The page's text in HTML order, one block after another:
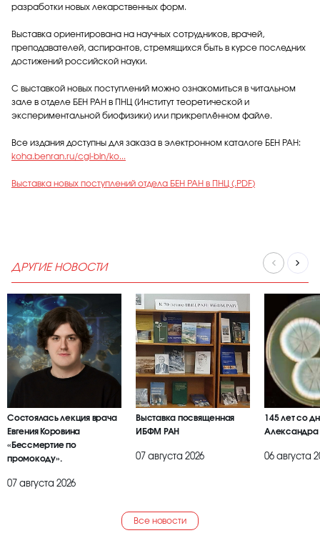
разработки новых лекарственных форм.
Выставка ориентирована на научных сотрудников, врачей,
преподавателей, аспирантов, стремящихся быть в курсе последних
достижений российской науки.
С выставкой новых поступлений можно ознакомиться в читальном
зале в отделе БЕН РАН в ПНЦ (Институт теоретической и
экспериментальной биофизики) или прикреплённом файле.
Все издания доступны для заказа в электронном каталоге БЕН РАН:
koha.benran.ru/cgi-bin/ko...
Выставка новых поступлений отдела БЕН РАН в ПНЦ (.PDF)
ДРУГИЕ НОВОСТИ
Состоялась лекция врача
Евгения Коровина
«Бессмертие по
промокоду».
07 августа 2026
Выставка посвященная
ИБФМ РАН
07 августа 2026
145 лет со
Александра
06 августа
Все новости